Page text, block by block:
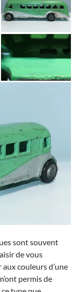
sont souvent
de vous
couleurs d’une
permis de